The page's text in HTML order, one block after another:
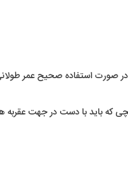
و در صورت استفاده صحیح عمر
که باید با دست در جهت